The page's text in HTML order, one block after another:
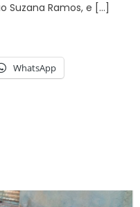
Ramos, e […]
WhatsApp